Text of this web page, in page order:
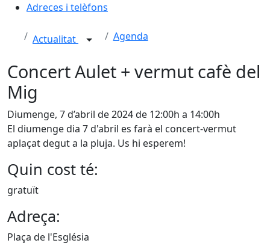
Adreces i telèfons
Actualitat Agenda
Concert Aulet + vermut cafè del
Mig
Diumenge, 7 d’abril de 2024 de 12:00h a 14:00h
El diumenge dia 7 d'abril es farà el concert-vermut
aplaçat degut a la pluja. Us hi esperem!
Quin cost té:
gratuït
Adreça:
Plaça de l'Església